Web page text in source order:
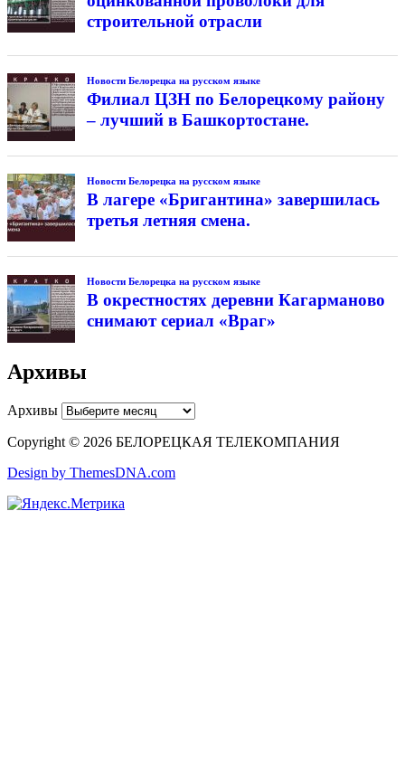
строительной отрасли
Новости Белорецка на русском языке
Филиал ЦЗН по Белорецкому району
– лучший в Башкортостане.
Новости Белорецка на русском языке
В лагере «Бригантина» завершилась
третья летняя смена.
Новости Белорецка на русском языке
В окрестностях деревни Кагарманово
снимают сериал «Враг»
Архивы
Архивы
Copyright © 2026 БЕЛОРЕЦКАЯ ТЕЛЕКОМПАНИЯ
Design by ThemesDNA.com